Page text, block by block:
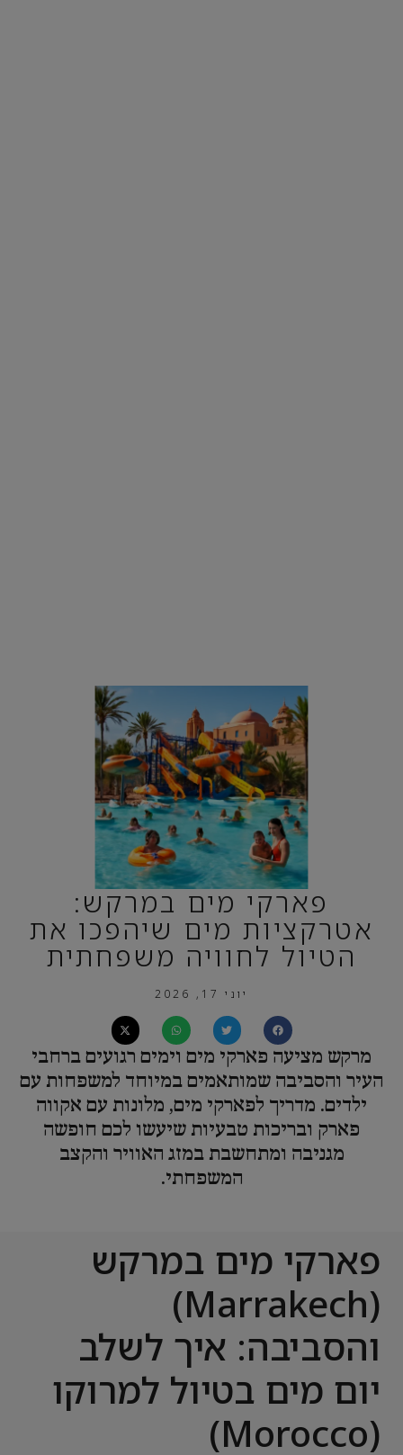
פארקי מים במרקש:
אטרקציות מים שיהפכו את
הטיול לחוויה משפחתית
יוני 17, 2026
מרקש מציעה פארקי מים וימים רגועים ברחבי
העיר והסביבה שמותאמים במיוחד למשפחות עם
ילדים. מדריך לפארקי מים, מלונות עם אקווה
פארק ובריכות טבעיות שיעשו לכם חופשה
מגניבה ומתחשבת במזג האוויר והקצב
המשפחתי.
פארקי מים במרקש
(Marrakech)
והסביבה: איך לשלב
יום מים בטיול למרוקו
(Morocco)